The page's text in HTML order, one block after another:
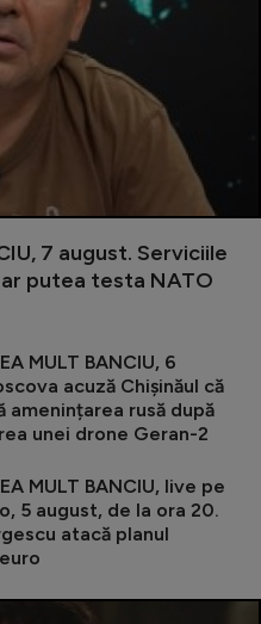
7 august. Serviciile
putea testa NATO
MULT BANCIU, 6
acuză Chișinăul că
amenințarea rusă după
unei drone Geran-2
MULT BANCIU, live pe
5 august, de la ora 20.
atacă planul